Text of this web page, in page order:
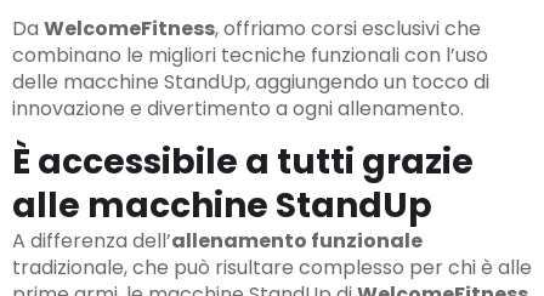
Da WelcomeFitness, offriamo corsi esclusivi che
combinano le migliori tecniche funzionali con l’uso
delle macchine StandUp, aggiungendo un tocco di
innovazione e divertimento a ogni allenamento.
È accessibile a tutti grazie
alle macchine StandUp
A differenza dell’allenamento funzionale
tradizionale, che può risultare complesso per chi è alle